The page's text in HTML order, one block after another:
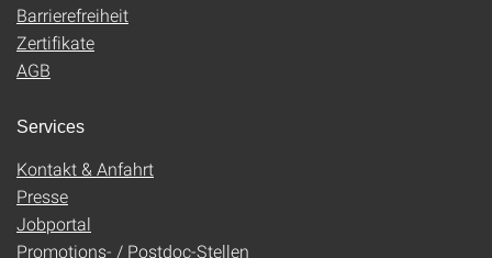
Barrierefreiheit
Zertifikate
AGB
Services
Kontakt & Anfahrt
Presse
Jobportal
Promotions- / Postdoc-Stellen